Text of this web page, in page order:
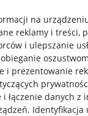
na
reklamy i treści,
i ulepszanie
i prezentowanie
i łączenie danych z
. Identyfikacja